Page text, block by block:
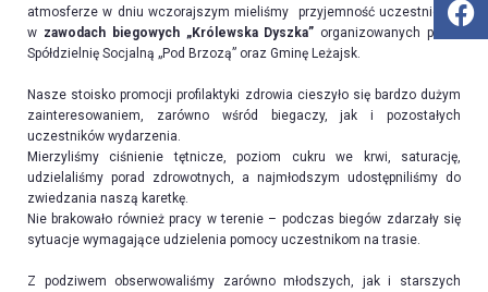
atmosferze w dniu wczorajszym mieliśmy przyjemność uczestniczyć
w zawodach biegowych „Królewska Dyszka” organizowanych przez
Spółdzielnię Socjalną „Pod Brzozą” oraz Gminę Leżajsk.
Nasze stoisko promocji profilaktyki zdrowia cieszyło się bardzo dużym
zainteresowaniem, zarówno wśród biegaczy, jak i pozostałych
uczestników wydarzenia.
Mierzyliśmy ciśnienie tętnicze, poziom cukru we krwi, saturację,
udzielaliśmy porad zdrowotnych, a najmłodszym udostępniliśmy do
zwiedzania naszą karetkę.
Nie brakowało również pracy w terenie – podczas biegów zdarzały się
sytuacje wymagające udzielenia pomocy uczestnikom na trasie.
Z podziwem obserwowaliśmy zarówno młodszych, jak i starszych